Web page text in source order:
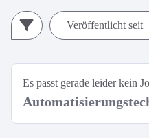
Veröffentlicht seit
Es passt gerade leider kein